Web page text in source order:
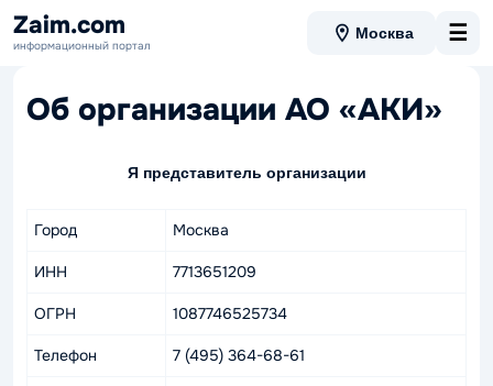
Zaim.com
информационный портал
Москва ☰
Об организации АО «АКИ»
Я представитель организации
Город Москва
ИНН 7713651209
ОГРН 1087746525734
Телефон 7 (495) 364-68-61